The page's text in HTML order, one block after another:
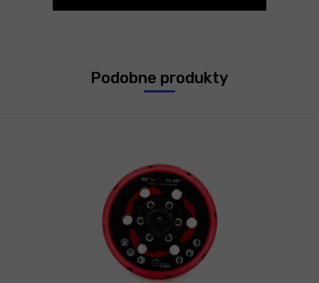
Podobne produkty